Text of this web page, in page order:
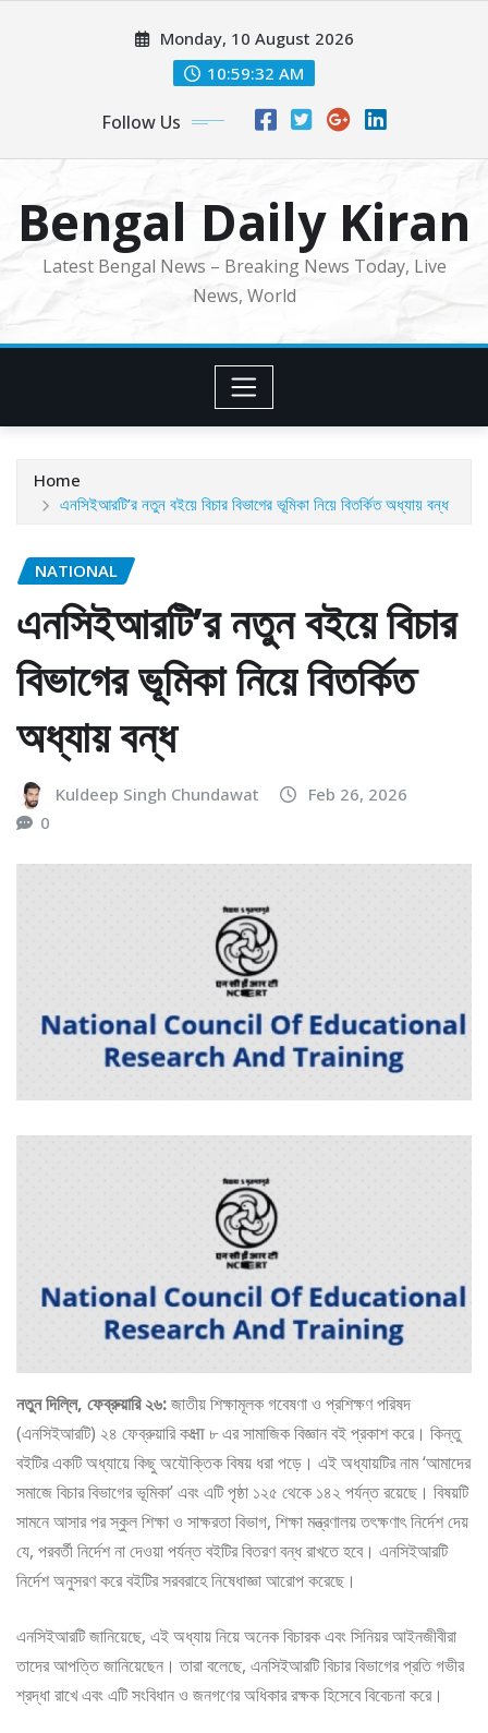
Monday, 10 August 2026
10:59:34 AM
Follow Us
Bengal Daily Kiran
Latest Bengal News – Breaking News Today, Live
News, World
Home
এনসিইআরটি’র নতুন বইয়ে বিচার বিভাগের ভূমিকা নিয়ে বিতর্কিত অধ্যায় বন্ধ
NATIONAL
এনসিইআরটি’র নতুন বইয়ে বিচার
বিভাগের ভূমিকা নিয়ে বিতর্কিত
অধ্যায় বন্ধ
Kuldeep Singh Chundawat
Feb 26, 2026
0
নতুন দিল্লি, ফেব্রুয়ারি ২৬:জাতীয় শিক্ষামূলক গবেষণা ও প্রশিক্ষণ পরিষদ
(এনসিইআরটি) ২৪ ফেব্রুয়ারি কक्षा ৮ এর সামাজিক বিজ্ঞান বই প্রকাশ করে। কিন্তু
বইটির একটি অধ্যায়ে কিছু অযৌক্তিক বিষয় ধরা পড়ে। এই অধ্যায়টির নাম ‘আমাদের
সমাজে বিচার বিভাগের ভূমিকা’ এবং এটি পৃষ্ঠা ১২৫ থেকে ১৪২ পর্যন্ত রয়েছে। বিষয়টি
সামনে আসার পর স্কুল শিক্ষা ও সাক্ষরতা বিভাগ, শিক্ষা মন্ত্রণালয় তৎক্ষণাৎ নির্দেশ দেয়
যে, পরবর্তী নির্দেশ না দেওয়া পর্যন্ত বইটির বিতরণ বন্ধ রাখতে হবে। এনসিইআরটি
নির্দেশ অনুসরণ করে বইটির সরবরাহে নিষেধাজ্ঞা আরোপ করেছে।
এনসিইআরটি জানিয়েছে, এই অধ্যায় নিয়ে অনেক বিচারক এবং সিনিয়র আইনজীবীরা
তাদের আপত্তি জানিয়েছেন। তারা বলেছে, এনসিইআরটি বিচার বিভাগের প্রতি গভীর
শ্রদ্ধা রাখে এবং এটি সংবিধান ও জনগণের অধিকার রক্ষক হিসেবে বিবেচনা করে।